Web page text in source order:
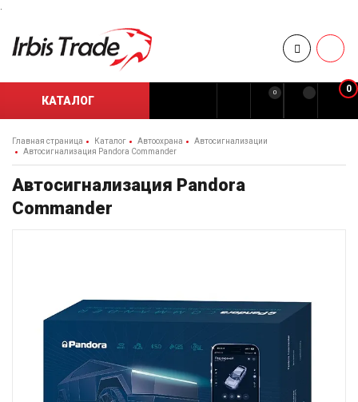
.
КАТАЛОГ
0 0
Главная страница Каталог Автоохрана
Автосигнализации
Автосигнализация Pandora Commander
Автосигнализация Pandora
Commander